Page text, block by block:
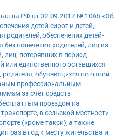
РФ от 02.09.2017 № 1066 «Об
детей-сирот и детей,
родителей, обеспечения детей-
без попечения родителей, лиц из
лиц, потерявших в период
или единственного оставшихся
родителя, обучающихся по очной
профессиональным
за счет средств
проездом на
в сельской местности
(кроме такси), а также
раз в год к месту жительства и